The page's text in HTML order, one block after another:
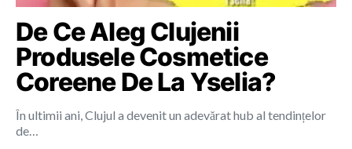
De Ce Aleg Clujenii
Produsele Cosmetice
Coreene De La Yselia?
În ultimii ani, Clujul a devenit un adevărat hub al tendințelor
de…